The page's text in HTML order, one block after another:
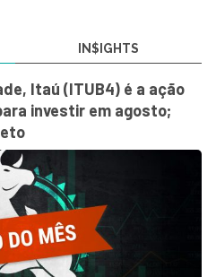
IN$IGHTS
Itaú (ITUB4) é a ação
investir em agosto;